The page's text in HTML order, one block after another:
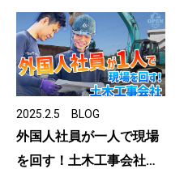
2025.2.5 BLOG
外国人社員が一人で現場
を回す！土木工事会社…